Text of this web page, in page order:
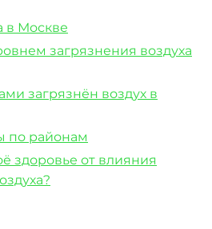
в Москве
загрязнения воздуха
загрязнён воздух в
по районам
здоровье от влияния